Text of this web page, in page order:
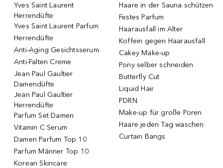
Yves Saint Laurent
Herrendüfte
Yves Saint Laurent Parfum
Herrendüfte
Anti-Aging Gesichtsserum
Anti-Falten Creme
Jean Paul Gaultier
Damendüfte
Jean Paul Gaultier
Herrendüfte
Parfum Set Damen
Vitamin C Serum
Damen Parfum Top 10
Parfum Männer Top 10
Korean Skincare
Haare in der Sauna schützen
Festes Parfum
Haarausfall im Alter
Koffein gegen Haarausfall
Cakey Make-up
Pony selber schneiden
Butterfly Cut
Liquid Hair
PDRN
Make-up für große Poren
Haare jeden Tag waschen
Curtain Bangs